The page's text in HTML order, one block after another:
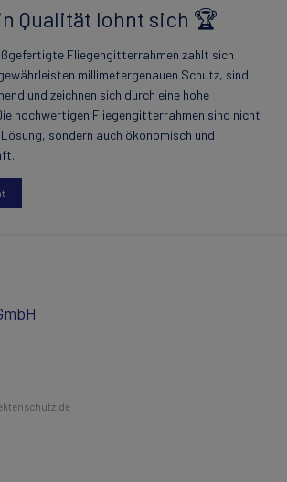
Qualität lohnt sich 🏆
Fliegengitterrahmen zahlt sich
millimetergenauen Schutz, sind
und zeichnen sich durch eine hohe
hochwertigen Fliegengitterrahmen sind nicht
sondern auch ökonomisch und